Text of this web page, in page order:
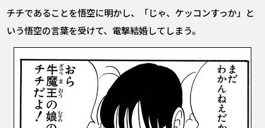
チチであることを悟空に明かし、「じゃ、ケッコンすっか」と
いう悟空の言葉を受けて、電撃結婚してしまう。